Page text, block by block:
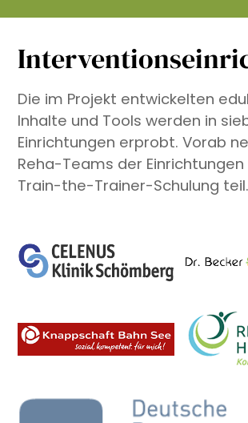
Die im Projekt entwickelten
Inhalte und Tools werden in
Einrichtungen erprobt. Vorab
Reha-Teams der
Train-the-Trainer-Schulung teil.